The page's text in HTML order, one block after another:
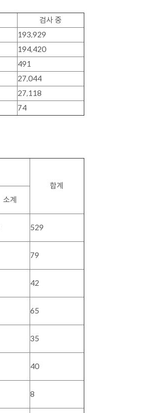
검사 중
193,929
194,420
491
27,044
27,118
74
합계
소계
529
79
42
65
35
40
8